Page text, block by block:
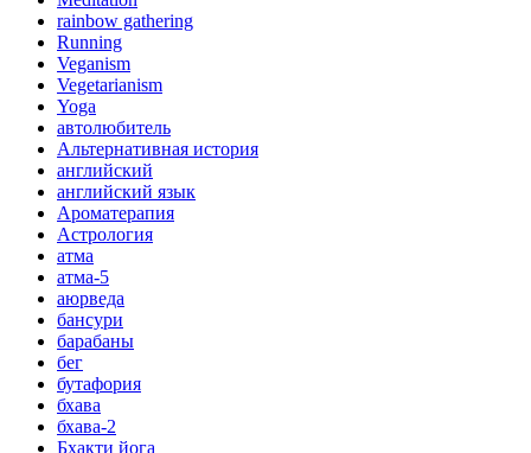
rainbow gathering
Running
Veganism
Vegetarianism
Yoga
автолюбитель
Альтернативная история
английский
английский язык
Ароматерапия
Астрология
атма
атма-5
аюрведа
бансури
барабаны
бег
бутафория
бхава
бхава-2
Бхакти йога